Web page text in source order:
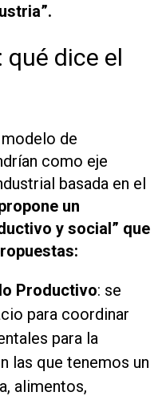
dice el
de
como eje
basada en el
un
y social” que
Productivo: se
para coordinar
para la
las que tenemos un
alimentos,